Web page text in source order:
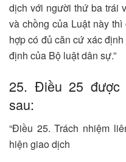
dịch với người thứ ba trái
và chồng của Luật này
hợp có đủ căn cứ xác
định của Bộ luật dân sự.”
25. Điều 25
sau:
“Điều 25. Trách nhiệm
hiện giao dịch